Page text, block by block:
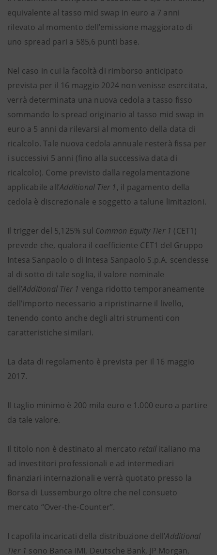
equivalente al tasso mid swap in euro a 7 anni
rilevato al momento dell’emissione maggiorato di
uno spread pari a 585,6 punti base.
Nel caso in cui la facoltà di rimborso anticipato
prevista per il 16 maggio 2024 non venisse esercitata,
verrà determinata una nuova cedola a tasso fisso
sommando lo spread originario al tasso mid swap in
euro a 5 anni da rilevarsi al momento della data di
ricalcolo. Tale nuova cedola annuale resterà fissa per
i successivi 5 anni (fino alla successiva data di
ricalcolo). Come previsto dalla regolamentazione
applicabile all’Additional Tier 1, il pagamento della
cedola è discrezionale e soggetto a talune limitazioni.
Il trigger del 5,125% sul Common Equity Tier 1 (CET1)
prevede che, qualora il coefficiente CET1 del Gruppo
Intesa Sanpaolo o di Intesa Sanpaolo S.p.A. scendesse
al di sotto di tale soglia, il valore nominale
dell’Additional Tier 1 venga ridotto temporaneamente
dell'importo necessario a ripristinarne il livello,
tenendo conto anche degli altri strumenti con
caratteristiche similari.
La data di regolamento è prevista per il 16 maggio
2017.
Il taglio minimo è 200 mila euro e 1.000 euro a partire
da tale valore.
Il titolo non è destinato al mercato retail italiano ma
ad investitori professionali e ad intermediari
finanziari internazionali e verrà quotato presso la
Borsa di Lussemburgo oltre che nel consueto
mercato “Over-the-Counter”.
I capofila incaricati della distribuzione dell’Additional
Tier 1 sono Banca IMI, Deutsche Bank, JP Morgan,